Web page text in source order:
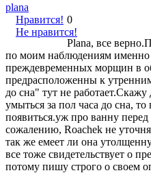
plana
Нравится!
Не нравится!
0
Plana, все
по моим наблюдениям именно
преждевременных морщин в
предрасположенны к
до сна" тут не
умыться за пол часа до сна, то
появиться.уж про ванну
сожалению, Roachek не
так же емеет ли она
все тоже свидетельствует о
потому пишу строго о своем